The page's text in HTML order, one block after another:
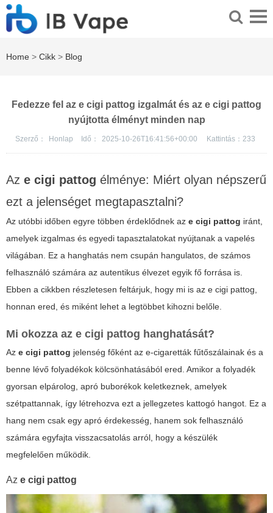
Home > Cikk > Blog
Fedezze fel az e cigi pattog izgalmát és az e cigi pattog
nyújtotta élményt minden nap
Szerző： Honlap Idő： 2025-10-26T16:41:56+00:00 Kattintás： 233
Az e cigi pattog élménye: Miért olyan népszerű
ezt a jelenséget megtapasztalni?
Az utóbbi időben egyre többen érdeklődnek az e cigi pattog iránt,
amelyek izgalmas és egyedi tapasztalatokat nyújtanak a vapelés
világában. Ez a hanghatás nem csupán hangulatos, de számos
felhasználó számára az autentikus élvezet egyik fő forrása is.
Ebben a cikkben részletesen feltárjuk, hogy mi is az e cigi pattog,
honnan ered, és miként lehet a legtöbbet kihozni belőle.
Mi okozza az e cigi pattog hanghatását?
Az e cigi pattog jelenség főként az e-cigaretták fűtőszálainak és a
benne lévő folyadékok kölcsönhatásából ered. Amikor a folyadék
gyorsan elpárolog, apró buborékok keletkeznek, amelyek
szétpattannak, így létrehozva ezt a jellegzetes kattogó hangot. Ez a
hang nem csak egy apró érdekesség, hanem sok felhasználó
számára egyfajta visszacsatolás arról, hogy a készülék
megfelelően működik.
Az e cigi pattog